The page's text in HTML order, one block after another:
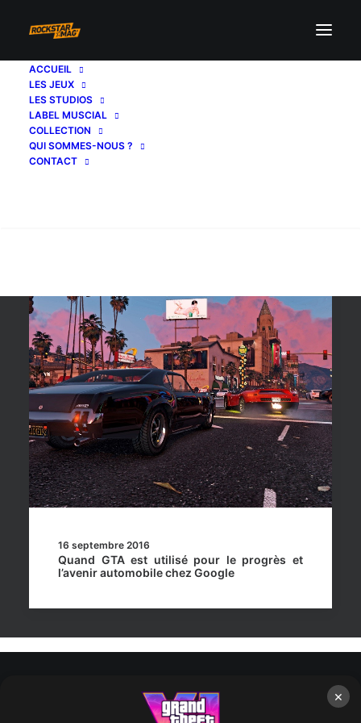
×
ACCUEIL
LES JEUX
LES STUDIOS
LABEL MUSCIAL
COLLECTION
QUI SOMMES-NOUS ?
CONTACT
voiture google
16 septembre 2016
Quand GTA est utilisé pour le progrès et
l’avenir automobile chez Google
Rockstar Mag’, Copyright © 2013-2026 – Tous droits réservés –